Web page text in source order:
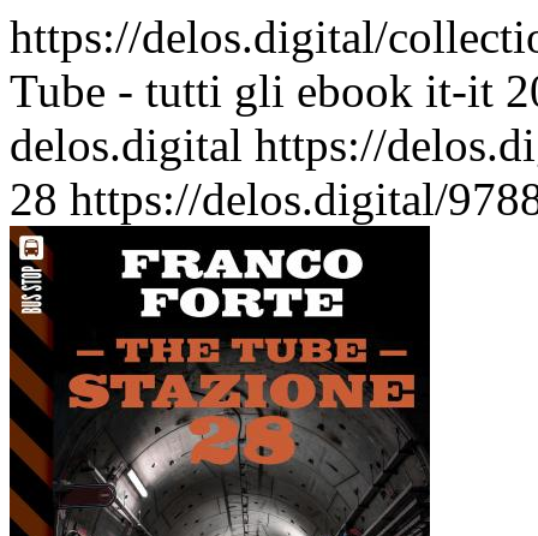
https://delos.digital/
Tube - tutti gli ebook it-it
delos.digital https://
28 https://delos.digital/